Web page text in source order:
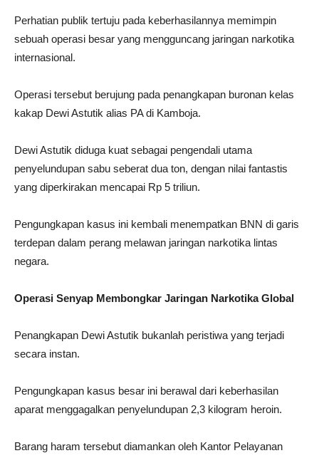
Perhatian publik tertuju pada keberhasilannya memimpin
sebuah operasi besar yang mengguncang jaringan narkotika
internasional.
Operasi tersebut berujung pada penangkapan buronan kelas
kakap Dewi Astutik alias PA di Kamboja.
Dewi Astutik diduga kuat sebagai pengendali utama
penyelundupan sabu seberat dua ton, dengan nilai fantastis
yang diperkirakan mencapai Rp 5 triliun.
Pengungkapan kasus ini kembali menempatkan BNN di garis
terdepan dalam perang melawan jaringan narkotika lintas
negara.
Operasi Senyap Membongkar Jaringan Narkotika Global
Penangkapan Dewi Astutik bukanlah peristiwa yang terjadi
secara instan.
Pengungkapan kasus besar ini berawal dari keberhasilan
aparat menggagalkan penyelundupan 2,3 kilogram heroin.
Barang haram tersebut diamankan oleh Kantor Pelayanan